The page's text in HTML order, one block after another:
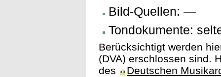
Bild-Quellen: —
Tondokumente:
Berücksichtigt werden
(DVA) erschlossen sind.
des
Deutschen